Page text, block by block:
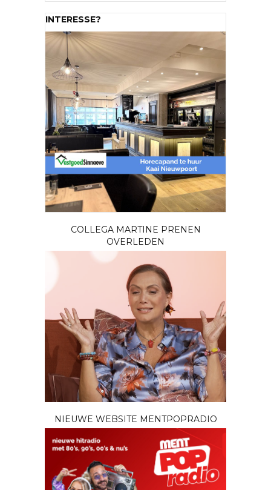
INTERESSE?
COLLEGA MARTINE PRENEN
OVERLEDEN
NIEUWE WEBSITE MENTPOPRADIO